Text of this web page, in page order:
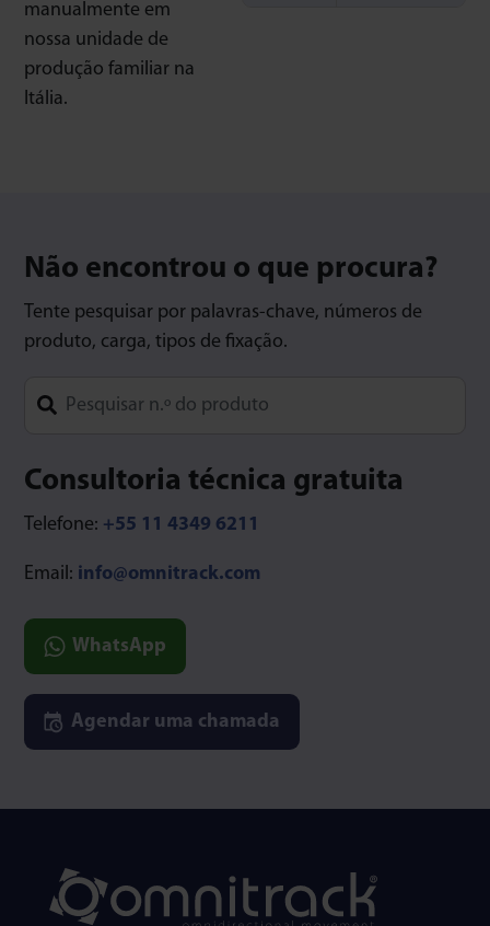
manualmente em
nossa unidade de
produção familiar na
Itália.
Não encontrou o que procura?
Tente pesquisar por palavras-chave, números de
produto, carga, tipos de fixação.
Consultoria técnica gratuita
Telefone: +55 11 4349 6211
Email: info@omnitrack.com
WhatsApp
Agendar uma chamada